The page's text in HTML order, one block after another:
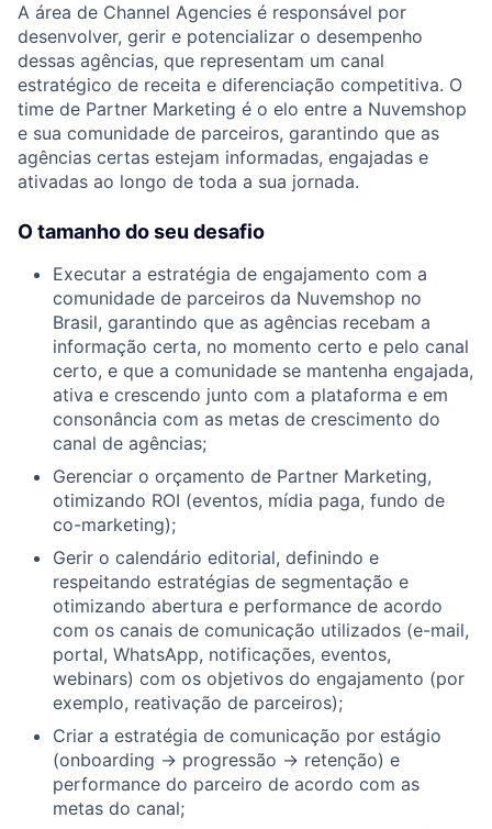
A área de Channel Agencies é responsável por
desenvolver, gerir e potencializar o desempenho
dessas agências, que representam um canal
estratégico de receita e diferenciação competitiva. O
time de Partner Marketing é o elo entre a Nuvemshop
e sua comunidade de parceiros, garantindo que as
agências certas estejam informadas, engajadas e
ativadas ao longo de toda a sua jornada.
O tamanho do seu desafio
Executar a estratégia de engajamento com a
comunidade de parceiros da Nuvemshop no
Brasil, garantindo que as agências recebam a
informação certa, no momento certo e pelo canal
certo, e que a comunidade se mantenha engajada,
ativa e crescendo junto com a plataforma e em
consonância com as metas de crescimento do
canal de agências;
Gerenciar o orçamento de Partner Marketing,
otimizando ROI (eventos, mídia paga, fundo de
co-marketing);
Gerir o calendário editorial, definindo e
respeitando estratégias de segmentação e
otimizando abertura e performance de acordo
com os canais de comunicação utilizados (e-mail,
portal, WhatsApp, notificações, eventos,
webinars) com os objetivos do engajamento (por
exemplo, reativação de parceiros);
Criar a estratégia de comunicação por estágio
(onboarding → progressão → retenção) e
performance do parceiro de acordo com as
metas do canal;